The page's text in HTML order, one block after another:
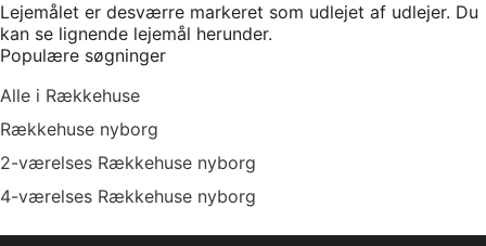
Lejemålet er desværre markeret som udlejet af udlejer. Du
kan se lignende lejemål herunder.
Populære søgninger
Alle i Rækkehuse
Rækkehuse nyborg
2-værelses Rækkehuse nyborg
4-værelses Rækkehuse nyborg